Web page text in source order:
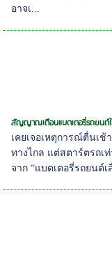
อาจเ...
สัญญาณเตือนแบตเตอรี่รถยนต์
เคยเจอเหตุการณ์ตื่นเช้
ทางไกล แต่สตาร์ตรถเ
จาก “แบตเตอรี่รถยนต์เ